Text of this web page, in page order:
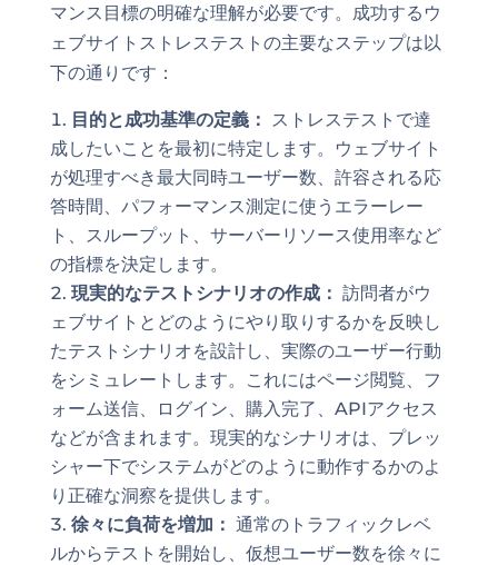
マンス目標の明確な理解が必要です。成功するウ
ェブサイトストレステストの主要なステップは以
下の通りです：
目的と成功基準の定義： ストレステストで達
成したいことを最初に特定します。ウェブサイト
が処理すべき最大同時ユーザー数、許容される応
答時間、パフォーマンス測定に使うエラーレー
ト、スループット、サーバーリソース使用率など
の指標を決定します。
現実的なテストシナリオの作成： 訪問者がウ
ェブサイトとどのようにやり取りするかを反映し
たテストシナリオを設計し、実際のユーザー行動
をシミュレートします。これにはページ閲覧、フ
ォーム送信、ログイン、購入完了、APIアクセス
などが含まれます。現実的なシナリオは、プレッ
シャー下でシステムがどのように動作するかのよ
り正確な洞察を提供します。
徐々に負荷を増加： 通常のトラフィックレベ
ルからテストを開始し、仮想ユーザー数を徐々に